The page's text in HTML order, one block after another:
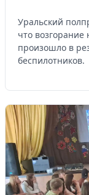
Уральский
что возгорание
произошло в
беспилотников.